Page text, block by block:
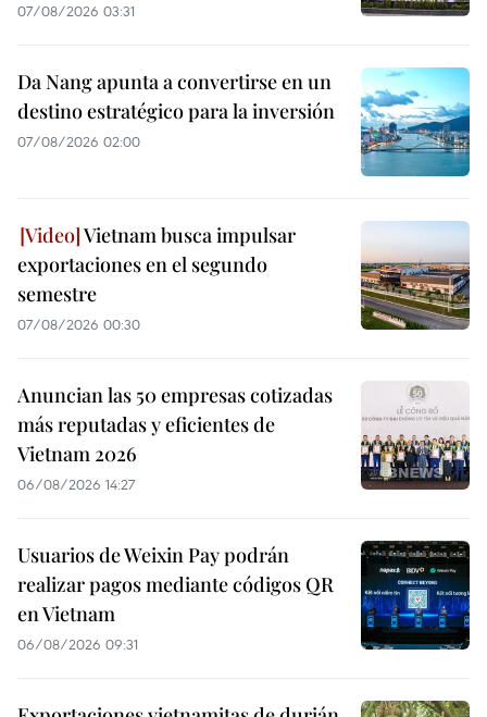
07/08/2026 03:31
Da Nang apunta a convertirse en un
destino estratégico para la inversión
07/08/2026 02:00
Vietnam busca impulsar
exportaciones en el segundo
semestre
07/08/2026 00:30
Anuncian las 50 empresas cotizadas
más reputadas y eficientes de
Vietnam 2026
06/08/2026 14:27
Usuarios de Weixin Pay podrán
realizar pagos mediante códigos QR
en Vietnam
06/08/2026 09:31